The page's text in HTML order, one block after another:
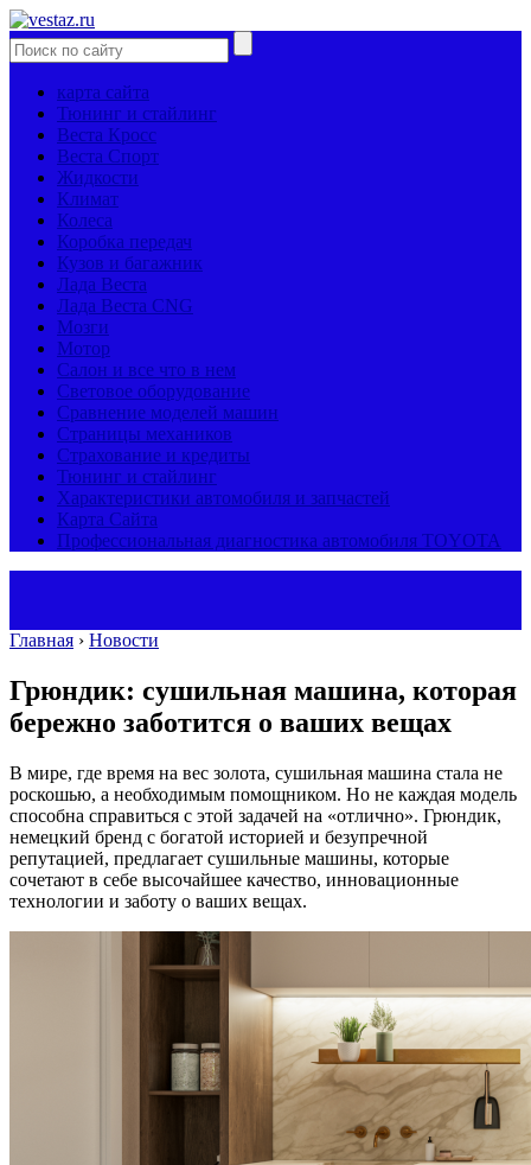
карта сайта
Тюнинг и стайлинг
Веста Кросс
Веста Спорт
Жидкости
Климат
Колеса
Коробка передач
Кузов и багажник
Лада Веста
Лада Веста CNG
Мозги
Мотор
Салон и все что в нем
Световое оборудование
Сравнение моделей машин
Страницы механиков
Страхование и кредиты
Тюнинг и стайлинг
Характеристики автомобиля и запчастей
Карта Сайта
Профессиональная диагностика автомобиля TOYOTA
Главная › Новости
Грюндик: сушильная машина, которая
бережно заботится о ваших вещах
В мире, где время на вес золота, сушильная машина стала не
роскошью, а необходимым помощником. Но не каждая модель
способна справиться с этой задачей на «отлично». Грюндик,
немецкий бренд с богатой историей и безупречной
репутацией, предлагает сушильные машины, которые
сочетают в себе высочайшее качество, инновационные
технологии и заботу о ваших вещах.